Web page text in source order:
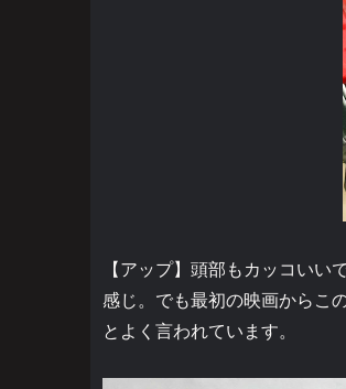
【アップ】頭部もカッコい
感じ。でも最初の映画からこ
とよく言われています。